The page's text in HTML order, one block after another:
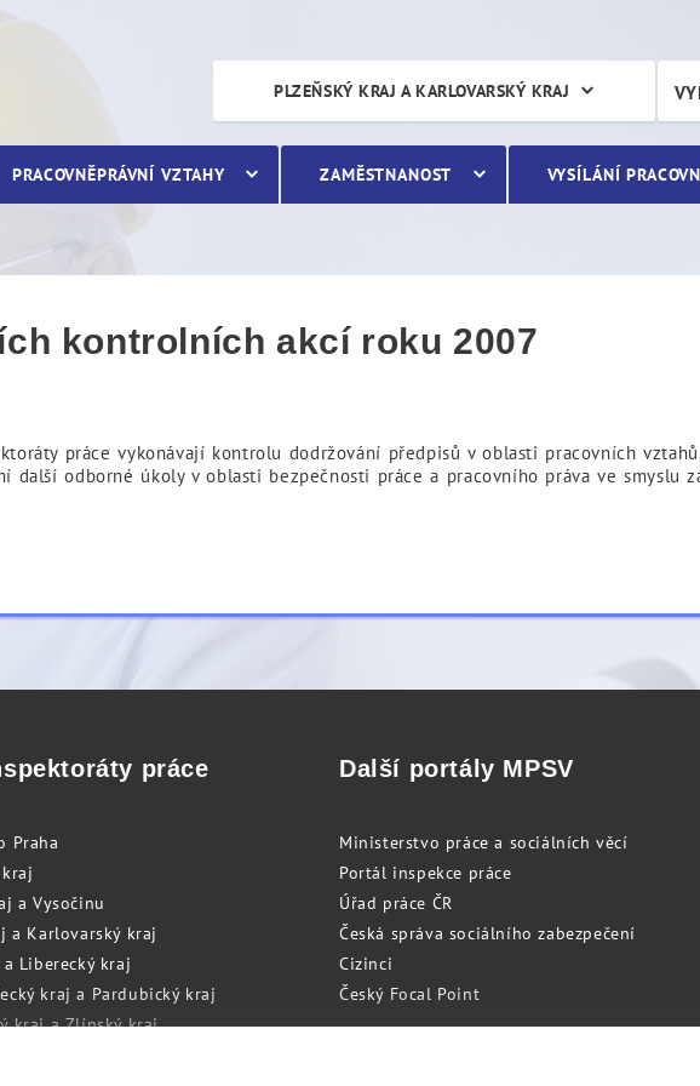
akcí roku 2007
PLZEŇSKÝ KRAJ A KARLOVARSKÝ KRAJ
PRACOVNĚPRÁVNÍ VZTAHY ZAMĚSTNANOST VYSÍLÁNÍ
kontrolních akcí roku 2007
práce vykonávají kontrolu dodržování předpisů v oblasti pracovních
další odborné úkoly v oblasti bezpečnosti práce a pracovního práva ve smyslu
práce
Praha
a Vysočinu
a Karlovarský kraj
Liberecký kraj
kraj a Pardubický kraj
kraj a Zlínský kraj
kraj a Olomoucký kraj
Další portály MPSV
Ministerstvo práce a sociálních věcí
Portál inspekce práce
Úřad práce ČR
Česká správa sociálního zabezpečení
Cizinci
Český Focal Point